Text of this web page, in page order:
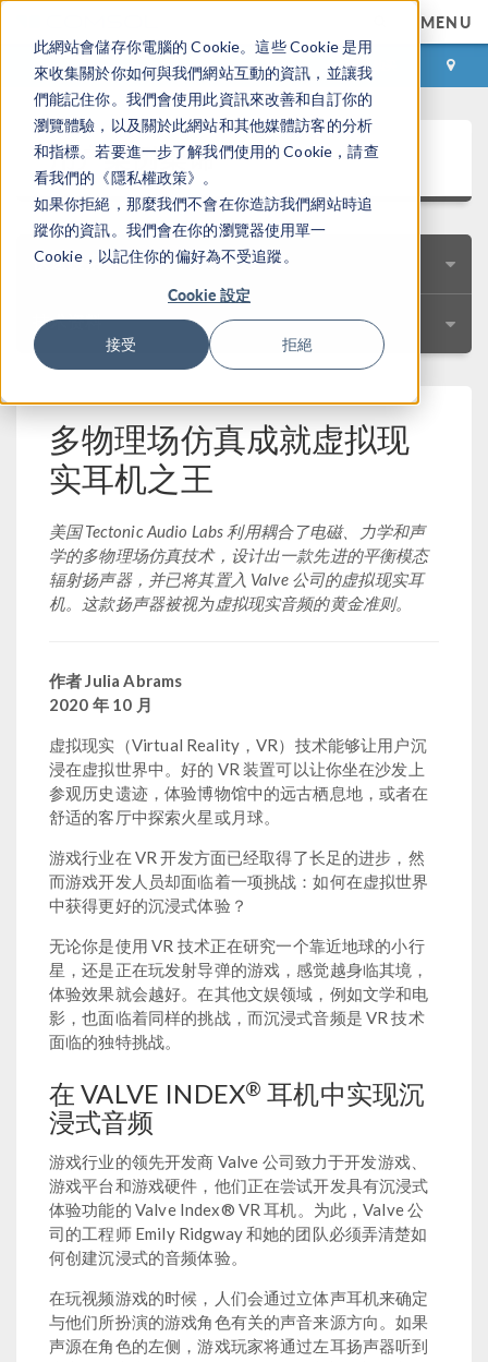
此網站會儲存你電腦的 Cookie。這些 Cookie 是用
來收集關於你如何與我們網站互動的資訊，並讓我
們能記住你。我們會使用此資訊來改善和自訂你的
瀏覽體驗，以及關於此網站和其他媒體訪客的分析
和指標。若要進一步了解我們使用的 Cookie，請查
看我們的《隱私權政策》。
如果你拒絕，那麼我們不會在你造訪我們網站時追
蹤你的資訊。我們會在你的瀏覽器使用單一
Cookie，以記住你的偏好為不受追蹤。
Cookie 設定
接受 拒絕
MENU
登录 咨询与购买
用户案例集锦
快速搜索
技术资料
多物理场仿真成就虚拟现
实耳机之王
美国 Tectonic Audio Labs 利用耦合了电磁、力学和声
学的多物理场仿真技术，设计出一款先进的平衡模态
辐射扬声器，并已将其置入 Valve 公司的虚拟现实耳
机。这款扬声器被视为虚拟现实音频的黄金准则。
作者 Julia Abrams
2020 年 10 月
虚拟现实（Virtual Reality，VR）技术能够让用户沉
浸在虚拟世界中。好的 VR 装置可以让你坐在沙发上
参观历史遗迹，体验博物馆中的远古栖息地，或者在
舒适的客厅中探索火星或月球。
游戏行业在 VR 开发方面已经取得了长足的进步，然
而游戏开发人员却面临着一项挑战：如何在虚拟世界
中获得更好的沉浸式体验？
无论你是使用 VR 技术正在研究一个靠近地球的小行
星，还是正在玩发射导弹的游戏，感觉越身临其境，
体验效果就会越好。在其他文娱领域，例如文学和电
影，也面临着同样的挑战，而沉浸式音频是 VR 技术
面临的独特挑战。
在 VALVE INDEX® 耳机中实现沉
浸式音频
游戏行业的领先开发商 Valve 公司致力于开发游戏、
游戏平台和游戏硬件，他们正在尝试开发具有沉浸式
体验功能的 Valve Index® VR 耳机。为此，Valve 公
司的工程师 Emily Ridgway 和她的团队必须弄清楚如
何创建沉浸式的音频体验。
在玩视频游戏的时候，人们会通过立体声耳机来确定
与他们所扮演的游戏角色有关的声音来源方向。如果
声源在角色的左侧，游戏玩家将通过左耳扬声器听到